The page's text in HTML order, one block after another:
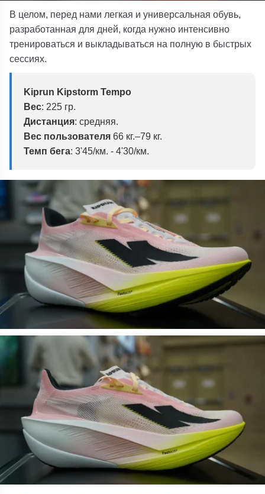
В целом, перед нами легкая и универсальная обувь,
разработанная для дней, когда нужно интенсивно
тренироваться и выкладываться на полную в быстрых
сессиях.
Kiprun Kipstorm Tempo
Вес: 225 гр.
Дистанция: средняя.
Вес пользователя66 кг.–79 кг.
Темп бега: 3'45/км. - 4'30/км.